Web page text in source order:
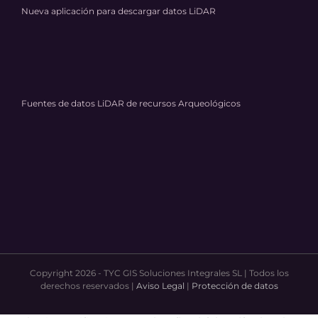
Nueva aplicación para descargar datos LiDAR
Fuentes de datos LiDAR de recursos Arqueológicos
Copyright 2026 - TYC GIS Soluciones Integrales SL | Todos los
derechos reservados | Aviso Legal | Protección de datos